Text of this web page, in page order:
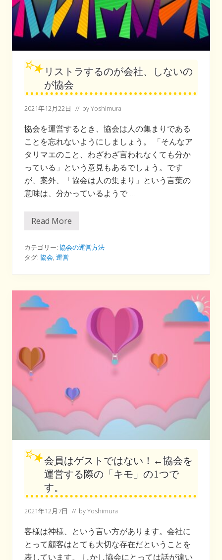
リストラするのが会社、しないの
が協会
2021年12月22日 // byYoshimura
協会を運営するとき、協会は人の集まりである
ことを忘れないようにしましょう。 「そんなア
タリマエのこと、わざわざ言われなくても分か
っている」という意見もあるでしょう。です
が、案外、「協会は人の集まり」という言葉の
意味は、分かっているようで …
リ
ラ
す
る
会
、
な
い
の
Read More
カテゴリー: 協会の運営方法
タグ: 協会, 運営
会員はゲストではない！←協会を
運営する際の「キモ」の1つで
す。
2021年12月7日 // byYoshimura
客様は神様、という言い方があります。会社に
とって顧客はとても大切な存在だということを
表しています。 しかし協会にとっては話が違い